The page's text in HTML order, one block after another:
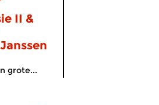
II &
grote...